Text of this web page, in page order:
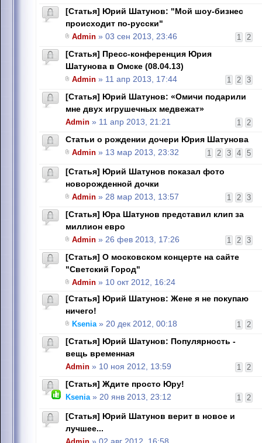
[Статья] Юрий Шатунов: "Мой шоу-бизнес
происходит по-русски"
1 2
Admin » 03 сен 2013, 23:46
[Статья] Пресс-конференция Юрия
Шатунова в Омске (08.04.13)
1 2 3
Admin » 11 апр 2013, 17:44
[Статья] Юрий Шатунов: «Омичи подарили
мне двух игрушечных медвежат»
1 2
Admin » 11 апр 2013, 21:21
Статьи о рождении дочери Юрия Шатунова
1 2 3 4 5
Admin » 13 мар 2013, 23:32
[Cтатья] Юрий Шатунов показал фото
новорожденной дочки
1 2 3
Admin » 28 мар 2013, 13:57
[Статья] Юра Шатунов представил клип за
миллион евро
1 2 3
Admin » 26 фев 2013, 17:26
[Статья] О московском концерте на сайте
"Светский Город"
Admin » 10 окт 2012, 16:24
[Статья] Юрий Шатунов: Жене я не покупаю
ничего!
1 2
Ksenia» 20 дек 2012, 00:18
[Статья] Юрий Шатунов: Популярность -
вещь временная
1 2
Admin » 10 ноя 2012, 13:59
[Статья] Ждите просто Юру!
1 2
Ksenia» 20 янв 2013, 23:12
[Статья] Юрий Шатунов верит в новое и
лучшее...